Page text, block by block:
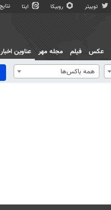
توییتر روبیکا ایتا
عکس فیلم مجله مهر
عناوین اخبار
همه باکس‌ها